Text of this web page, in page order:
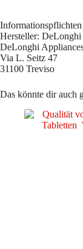
Hersteller: DeLonghi
DeLonghi
Via L. Seitz 47
31100 Treviso
Das könnte dir auch